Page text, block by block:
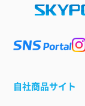
自社商品サイト